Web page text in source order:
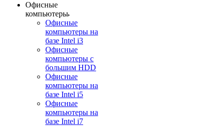
Офисные
компьютеры
Офисные
компьютеры на
базе Intel i3
Офисные
компьютеры с
большим HDD
Офисные
компьютеры на
базе Intel i5
Офисные
компьютеры на
базе Intel i7